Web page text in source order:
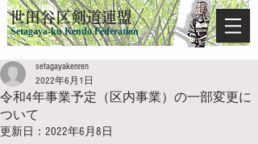
​世田谷区剣道連盟
Setagaya-ku Kendo Federation
令和4年事業予定（区内事業）の一部変更に
ついて
setagayakenren
2022年6月1日
更新日： 2022年6月8日